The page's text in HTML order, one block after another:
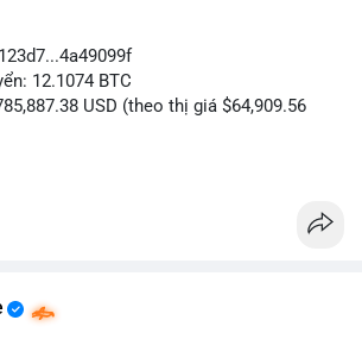
12.1074 BTC
USD (theo thị giá $64,909.56
tương đương gần 786 nghìn USD được di
là bước chuẩn bị thanh khoản để bán ra,
giữa các ví nóng nhằm tối ưu phí giao